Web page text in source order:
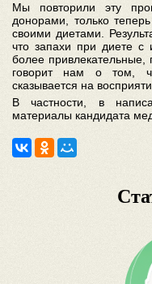
Мы повторили эту
донорами, только
своими диетами.
что запахи при диете с
более
говорит нам о том,
сказывается на
В частности, в
материалы кандидата